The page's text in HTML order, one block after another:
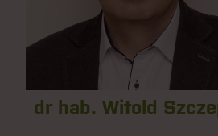
dr hab. Witold